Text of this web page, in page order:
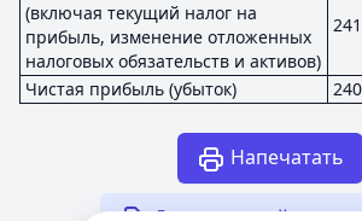
(включая текущий налог на
прибыль, изменение отложенных
налоговых обязательств и активов)
Чистая прибыль (убыток)
Напечатать